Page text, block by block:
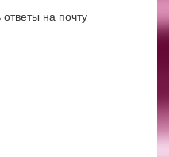
ответы на почту